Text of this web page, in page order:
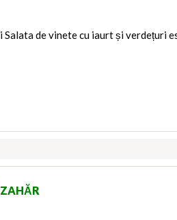
de vinete cu iaurt și verdețuri